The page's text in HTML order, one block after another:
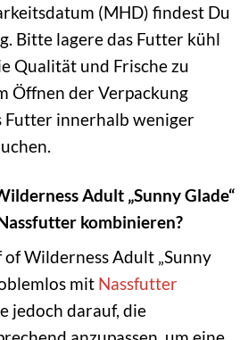
(MHD) findest Du
Bitte lagere das Futter kühl
Qualität und Frische zu
Öffnen der Verpackung
Futter innerhalb weniger
Adult „Sunny Glade“
kombinieren?
of Wilderness Adult „Sunny
mit Nassfutter
jedoch darauf, die